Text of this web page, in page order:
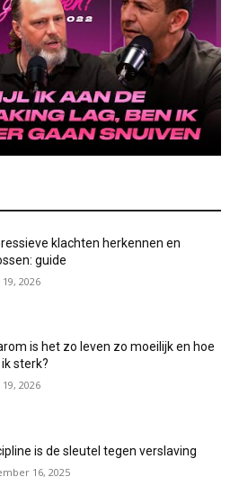
klachten herkennen en
guide
2026
is het zo leven zo moeilijk en hoe
sterk?
2026
is de sleutel tegen verslaving
16, 2025